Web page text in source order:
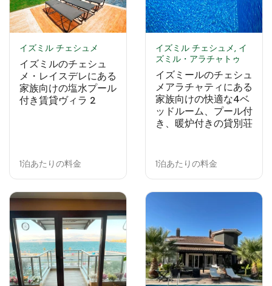
イズミル チェシュメ
イズミルのチェシュ
メ・レイスデレにある
家族向けの塩水プール
付き賃貸ヴィラ 2
1泊あたりの料金
イズミル チェシュメ, イ
ズミル・アラチャトゥ
イズミールのチェシュ
メアラチャティにある
家族向けの快適な4ベ
ッドルーム、プール付
き、暖炉付きの貸別荘
1泊あたりの料金